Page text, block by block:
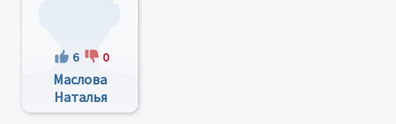
6 0
Маслова
Наталья
Ивановна